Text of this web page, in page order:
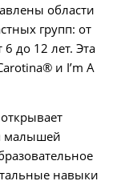
области
групп: от
до 12 лет. Эта
и I’m A
малышей
навыки